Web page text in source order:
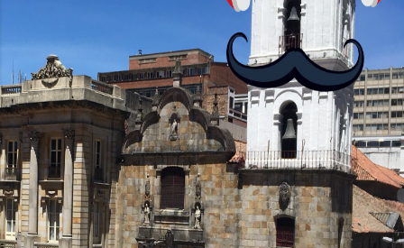
La aplicación Duolingo fue lanzada en
2012 y cuenta con más de 37 millones
de usuarios activos diarios. Desde 2022,
ha empeza...